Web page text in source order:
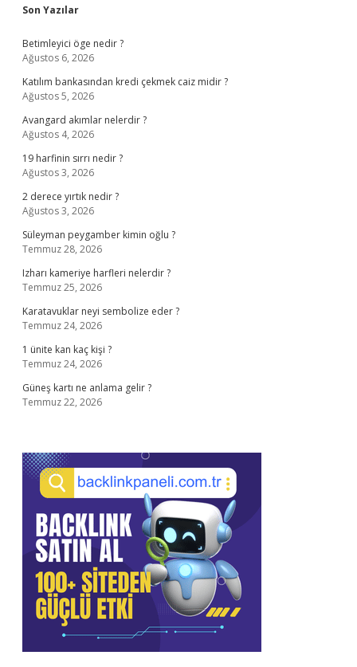
Sidebar
Son Yazılar
Betimleyici öge nedir ?
Ağustos 6, 2026
Katılım bankasından kredi çekmek caiz midir ?
Ağustos 5, 2026
Avangard akımlar nelerdir ?
Ağustos 4, 2026
19 harfinin sırrı nedir ?
Ağustos 3, 2026
2 derece yırtık nedir ?
Ağustos 3, 2026
Süleyman peygamber kimin oğlu ?
Temmuz 28, 2026
Izharı kameriye harfleri nelerdir ?
Temmuz 25, 2026
Karatavuklar neyi sembolize eder ?
Temmuz 24, 2026
1 ünite kan kaç kişi ?
Temmuz 24, 2026
Güneş kartı ne anlama gelir ?
Temmuz 22, 2026